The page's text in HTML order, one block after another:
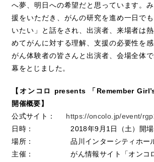
へ夢、明日への希望だと思っています。
援をいただき、がんの研究を進め一日で
いたい」と話をされ、出演者、来場者は
めてがんに対する理解、支援の必要性を
がん体験者の皆さんと出演者、会場全体で
幕をとじました。
【オンコロ presents 「Remember
開催概要】
公式サイト： https://oncolo.jp/event/
日時： 2018年9月1日（土）開場
場所： 品川インターシティホー
主催： がん情報サイト「オンコロ